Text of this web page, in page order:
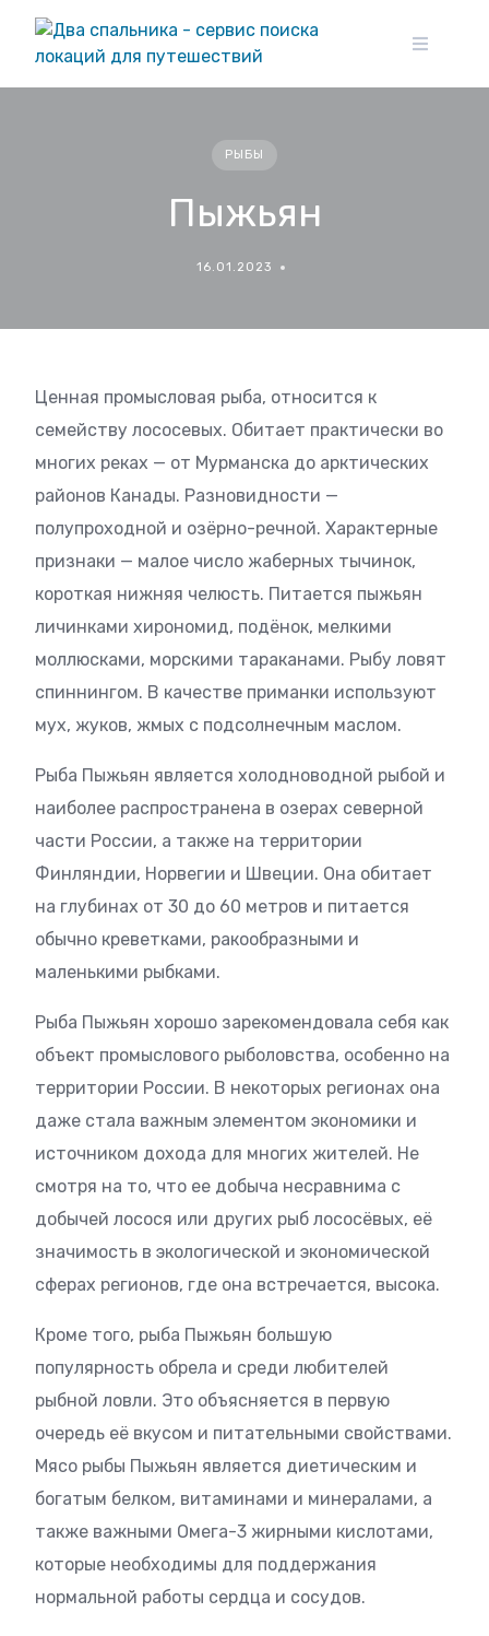
content
РЫБЫ
Пыжьян
16.01.2023
Ценная промысловая рыба, относится к
семейству лососевых. Обитает практически во
многих реках — от Мурманска до арктических
районов Канады. Разновидности —
полупроходной и озёрно-речной. Характерные
признаки — малое число жаберных тычинок,
короткая нижняя челюсть. Питается пыжьян
личинками хирономид, подёнок, мелкими
моллюсками, морскими тараканами. Рыбу ловят
спиннингом. В качестве приманки используют
мух, жуков, жмых с подсолнечным маслом.
Рыба Пыжьян является холодноводной рыбой и
наиболее распространена в озерах северной
части России, а также на территории
Финляндии, Норвегии и Швеции. Она обитает
на глубинах от 30 до 60 метров и питается
обычно креветками, ракообразными и
маленькими рыбками.
Рыба Пыжьян хорошо зарекомендовала себя как
объект промыслового рыболовства, особенно на
территории России. В некоторых регионах она
даже стала важным элементом экономики и
источником дохода для многих жителей. Не
смотря на то, что ее добыча несравнима с
добычей лосося или других рыб лососёвых, её
значимость в экологической и экономической
сферах регионов, где она встречается, высока.
Кроме того, рыба Пыжьян большую
популярность обрела и среди любителей
рыбной ловли. Это объясняется в первую
очередь её вкусом и питательными свойствами.
Мясо рыбы Пыжьян является диетическим и
богатым белком, витаминами и минералами, а
также важными Омега-3 жирными кислотами,
которые необходимы для поддержания
нормальной работы сердца и сосудов.